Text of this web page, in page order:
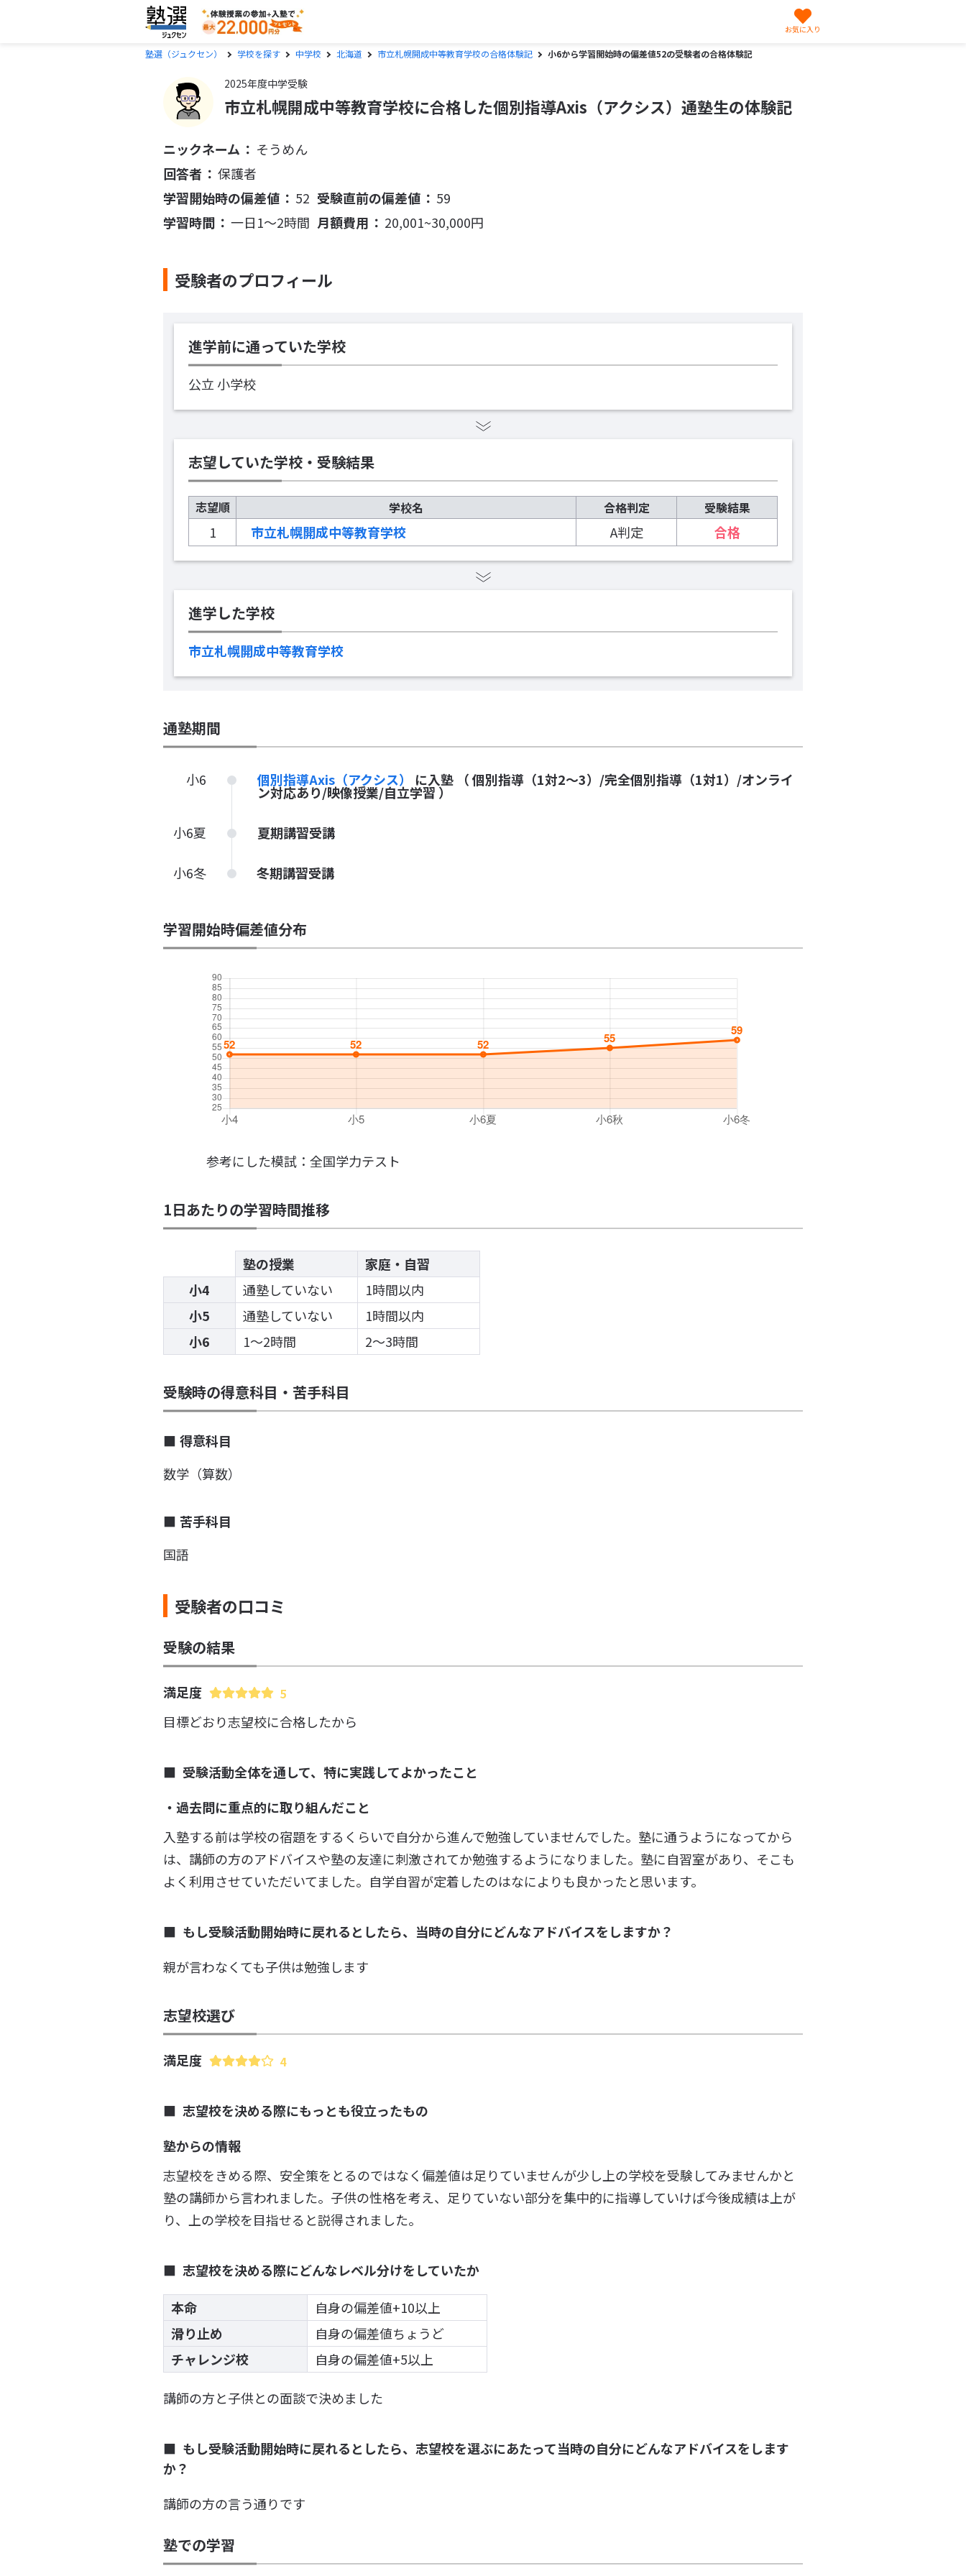
塾選（ジュクセン） 学校を探す 中学校 北海道 市立札幌開成中等教育学校の合格体験記 小6から学習開始時の偏差値52の受験者の合格体験記
2025年度中学受験
市立札幌開成中等教育学校に合格した個別指導Axis（アクシス）通塾生の体験記
ニックネーム
そうめん
回答者
保護者
学習開始時の偏差値
52 受験直前の偏差値
59
学習時間
一日1〜2時間 月額費用 20,001~30,000円
受験者のプロフィール
進学前に通っていた学校
公立 小学校
志望していた学校・受験結果
志望順 学校名 合格判定 受験結果
1 市立札幌開成中等教育学校 A判定 合格
進学した学校
市立札幌開成中等教育学校
通塾期間
小6 個別指導Axis（アクシス） に入塾 （ 個別指導（1対2～3）/完全個別指導（1対1）/オンライ
ン対応あり/映像授業/自立学習 ）
小6夏 夏期講習受講
小6冬 冬期講習受講
学習開始時偏差値分布
参考にした模試：全国学力テスト
1日あたりの学習時間推移
塾の授業
家庭・自習
小4
通塾していない
1時間以内
小5
通塾していない
1時間以内
小6
1〜2時間 2〜3時間
受験時の得意科目・苦手科目
得意科目
数学（算数）
苦手科目
国語
受験者の口コミ
受験の結果
満足度 5
目標どおり志望校に合格したから
受験活動全体を通して、特に実践してよかったこと
・過去問に重点的に取り組んだこと
入塾する前は学校の宿題をするくらいで自分から進んで勉強していませんでした。塾に通うようになってから
は、講師の方のアドバイスや塾の友達に刺激されてか勉強するようになりました。塾に自習室があり、そこも
よく利用させていただいてました。自学自習が定着したのはなによりも良かったと思います。
もし受験活動開始時に戻れるとしたら、当時の自分にどんなアドバイスをしますか？
親が言わなくても子供は勉強します
志望校選び
満足度 4
志望校を決める際にもっとも役立ったもの
塾からの情報
志望校をきめる際、安全策をとるのではなく偏差値は足りていませんが少し上の学校を受験してみませんかと
塾の講師から言われました。子供の性格を考え、足りていない部分を集中的に指導していけば今後成績は上が
り、上の学校を目指せると説得されました。
志望校を決める際にどんなレベル分けをしていたか
本命
自身の偏差値+10以上
滑り止め
自身の偏差値ちょうど
チャレンジ校
自身の偏差値+5以上
講師の方と子供との面談で決めました
もし受験活動開始時に戻れるとしたら、志望校を選ぶにあたって当時の自分にどんなアドバイスをします
か？
講師の方の言う通りです
塾での学習
お気に入り